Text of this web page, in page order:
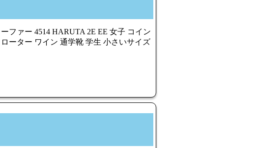
ファー 4514 HARUTA 2E EE 女子 コイン
ーター ワイン 通学靴 学生 小さいサイズ